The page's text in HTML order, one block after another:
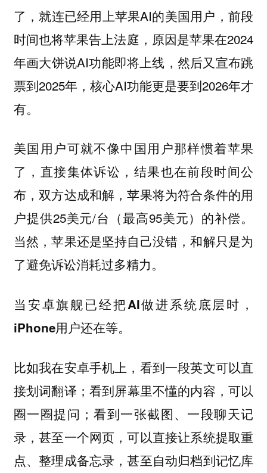
了，就连已经用上苹果AI的美国用户，前段
时间也将苹果告上法庭，原因是苹果在2024
年画大饼说AI功能即将上线，然后又宣布跳
票到2025年，核心AI功能更是要到2026年才
有。
美国用户可就不像中国用户那样惯着苹果
了，直接集体诉讼，结果也在前段时间公
布，双方达成和解，苹果将为符合条件的用
户提供25美元/台（最高95美元）的补偿。
当然，苹果还是坚持自己没错，和解只是为
了避免诉讼消耗过多精力。
当安卓旗舰已经把AI做进系统底层时，
iPhone用户还在等。
比如我在安卓手机上，看到一段英文可以直
接划词翻译；看到屏幕里不懂的内容，可以
圈一圈提问；看到一张截图、一段聊天记
录，甚至一个网页，可以直接让系统提取重
点、整理成备忘录，甚至自动归档到记忆库